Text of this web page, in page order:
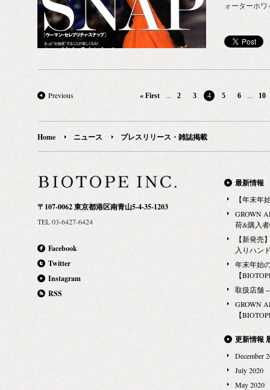
セリズ、レ
ド） 価格：
アルコール、
リモネン、
キンセンカ花
用していま
ォーターホ
Previous « First ... 2 3 4 5 6 ... 10
Home ニュース プレスリリース・雑誌掲載
〒107-0062 東京都港区南青山5-4-35-1203
TEL 03-6427-6424
Facebook
Twitter
Instagram
RSS
最新情報
【年末年
GROWN
荷&購入
【新発売
入りハン
年末年始
【
取扱店舗
GROWN
【
更新情報
December
July 2020
May 2020